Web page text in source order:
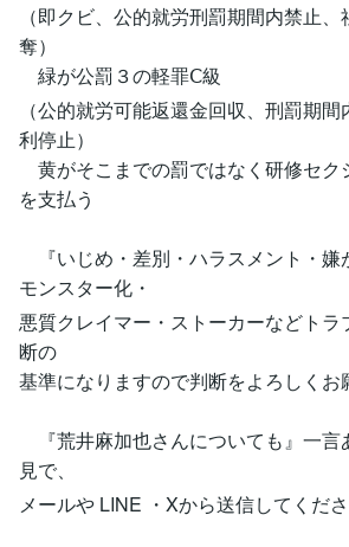
（即クビ、公的就労刑罰期間内禁止
奪）
緑が公罰３の軽罪Ⅽ級
（公的就労可能返還金回収、刑罰期
利停止）
黄がそこまでの罰ではなく研修セク
を支払う
『いじめ・差別・ハラスメント・嫌
モンスター化・
悪質クレイマー・ストーカーなどトラ
断の
基準になりますので判断をよろしくお
『荒井麻加也さんについても』一言
見で、
メールや LINE ・Xから送信してくださ